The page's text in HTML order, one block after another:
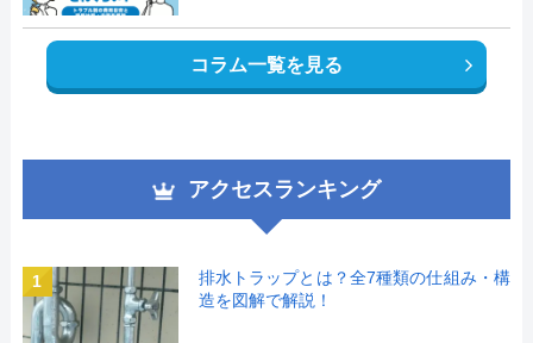
コラム一覧を見る
アクセスランキング
1
排水トラップとは？全7種類の仕組み・構
造を図解で解説！